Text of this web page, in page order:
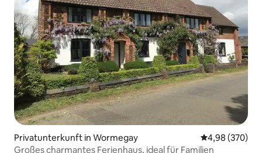
Privatunterkunft in Wormegay
4,98 (370)
Großes charmantes Ferienhaus, ideal für Familien